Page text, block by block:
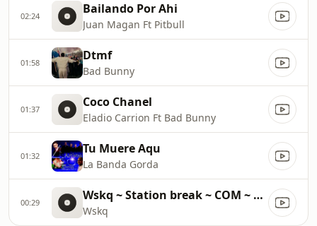
02:24 Bailando Por Ahi
Juan Magan Ft Pitbull
01:58 Dtmf
Bad Bunny
01:37 Coco Chanel
Eladio Carrion Ft Bad Bunny
01:32 Tu Muere Aqu
La Banda Gorda
00:29 Wskq ~ Station break ~ COM ~ 62500
Wskq